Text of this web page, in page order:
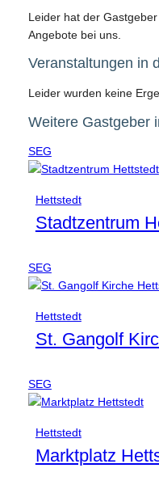
Leider hat der
Angebote bei uns.
Veranstaltungen in
Leider wurden keine
Weitere Gastgeber
SEG
Hettstedt
Stadtzentrum
SEG
Hettstedt
St. Gangolf
SEG
Hettstedt
Marktplatz